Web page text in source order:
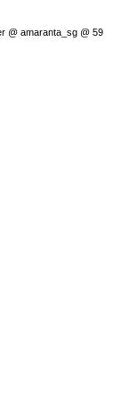
@ amaranta_sg @ 59